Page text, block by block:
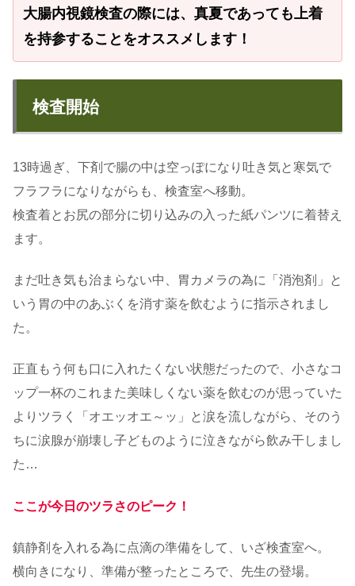
大腸内視鏡検査の際には、真夏であっても上着
を持参することをオススメします！
検査開始
13時過ぎ、下剤で腸の中は空っぽになり吐き気と寒気で
フラフラになりながらも、検査室へ移動。
検査着とお尻の部分に切り込みの入った紙パンツに着替え
ます。
まだ吐き気も治まらない中、胃カメラの為に「消泡剤」と
いう胃の中のあぶくを消す薬を飲むように指示されまし
た。
正直もう何も口に入れたくない状態だったので、小さなコ
ップ一杯のこれまた美味しくない薬を飲むのが思っていた
よりツラく「オエッオエ～ッ」と涙を流しながら、そのう
ちに涙腺が崩壊し子どものように泣きながら飲み干しまし
た…
ここが今日のツラさのピーク！
鎮静剤を入れる為に点滴の準備をして、いざ検査室へ。
横向きになり、準備が整ったところで、先生の登場。